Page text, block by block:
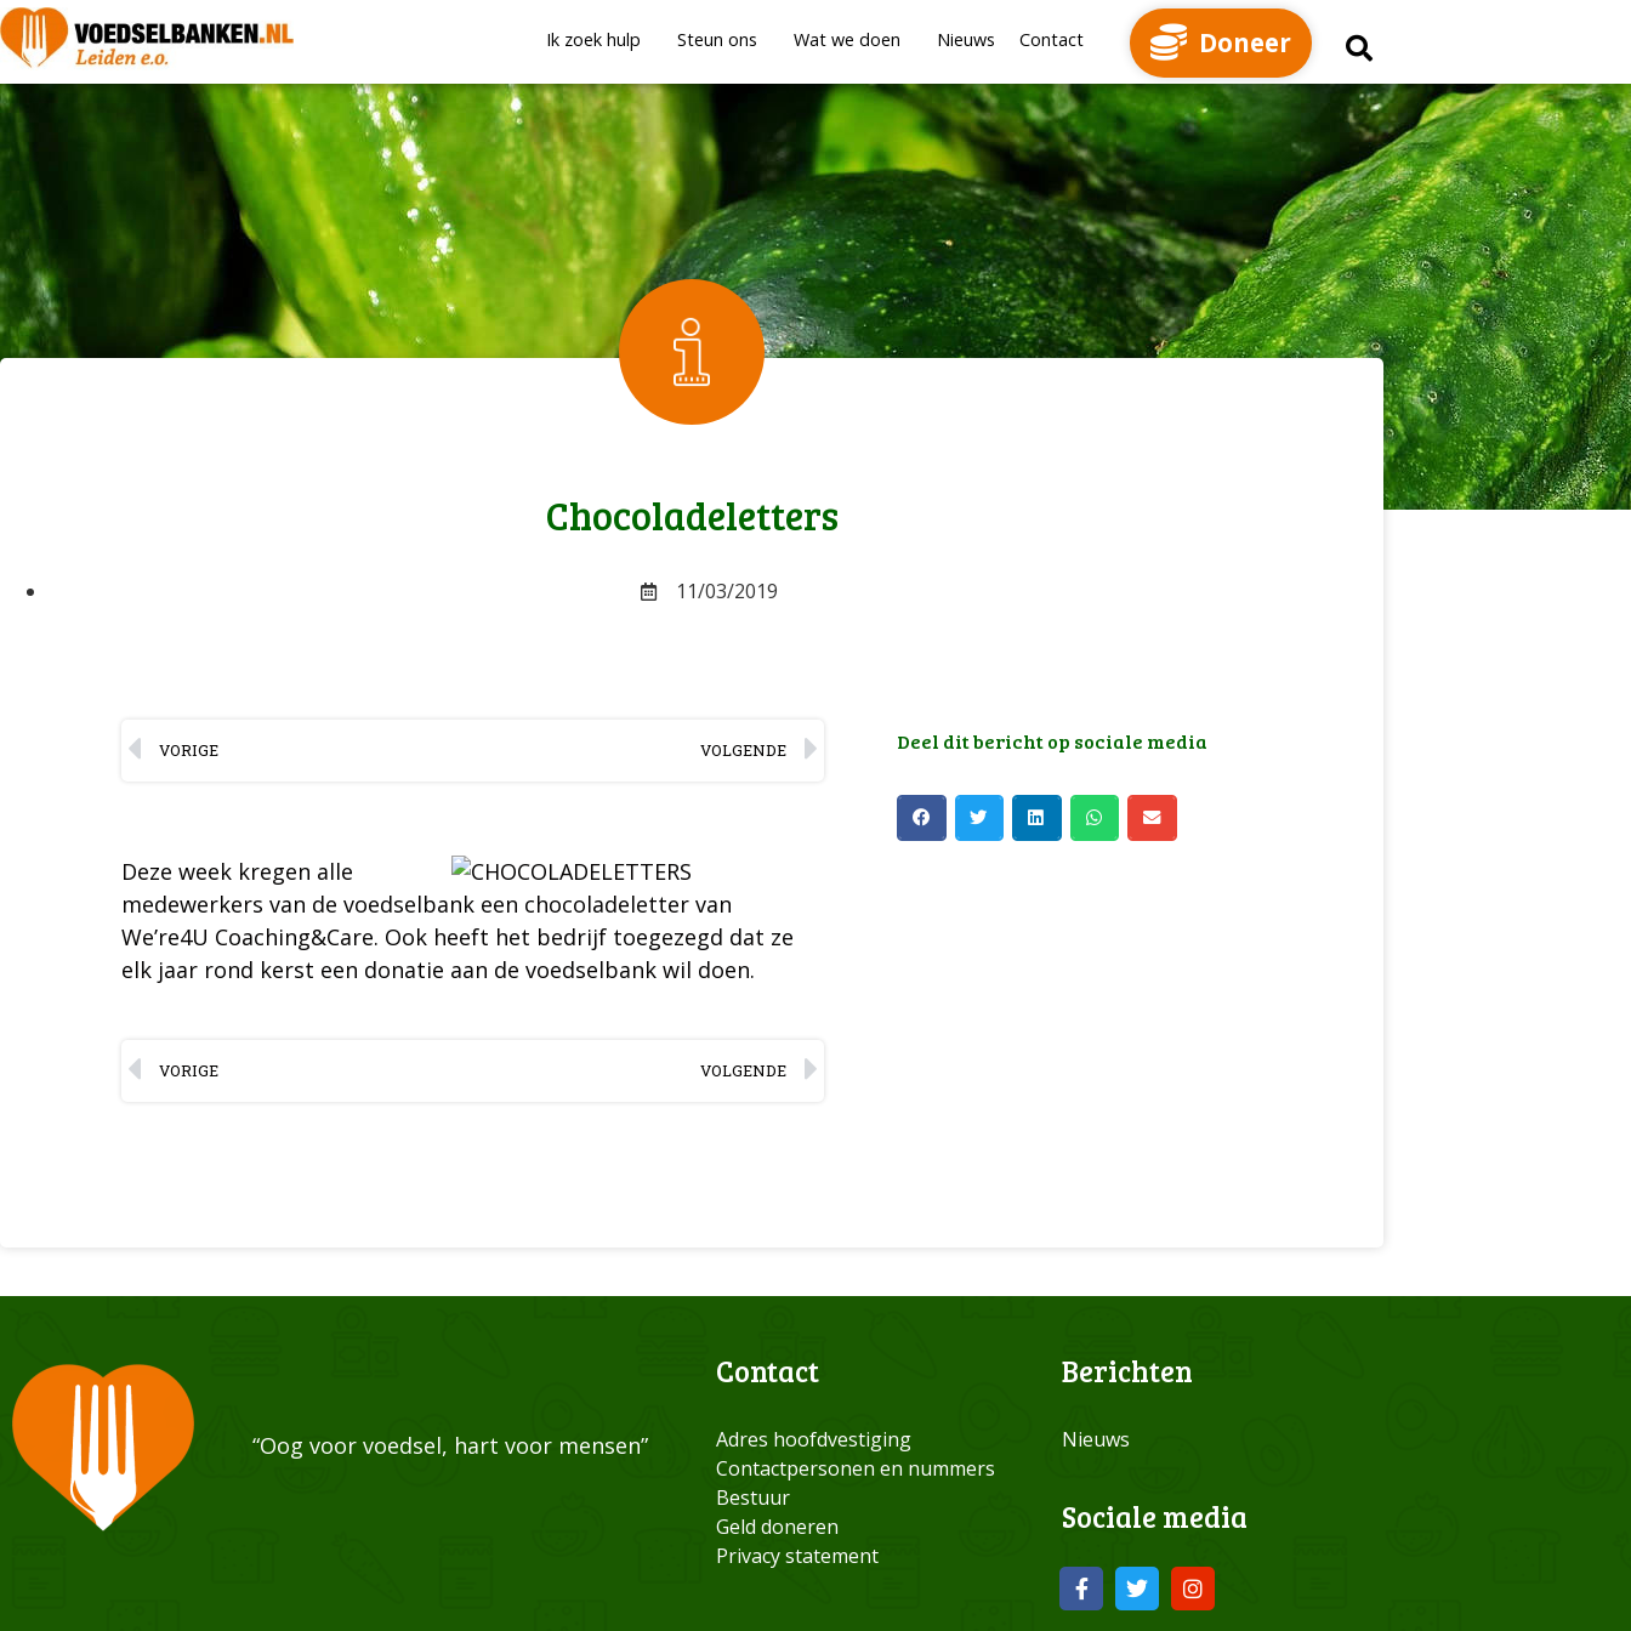
Ik zoek hulp Steun ons Wat we doen Nieuws Contact Doneer
Chocoladeletters
11/03/2019
VORIGE VOLGENDE
Deze week kregen alle
medewerkers van de voedselbank een chocoladeletter van
We’re4U Coaching&Care. Ook heeft het bedrijf toegezegd dat ze
elk jaar rond kerst een donatie aan de voedselbank wil doen.
VORIGE VOLGENDE
Deel dit bericht op sociale media
“Oog voor voedsel, hart voor mensen”
Contact
Adres hoofdvestiging
Contactpersonen en nummers
Bestuur
Geld doneren
Privacy statement
Berichten
Nieuws
Sociale media